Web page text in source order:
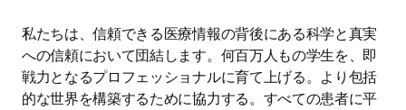
私たちは、信頼できる医療情報の背後にある科学と真実
への信頼において団結します。何百万人もの学生を、即
戦力となるプロフェッショナルに育て上げる。より包括
的な世界を構築するために協力する。すべての患者に平